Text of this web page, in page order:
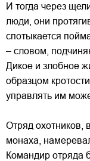
И тогда через
люди, они
спотыкается
– словом,
Дикое и злобное
образцом
управлять им
Отряд охотников,
монаха,
Командир отряда